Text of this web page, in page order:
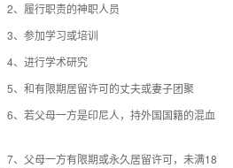
履行职责的神职人员
参加学习或培训
进行学术研究
和有限期居留许可的丈夫或妻子团聚
若父母一方是印尼人，持外国国籍的混血
父母一方有限期或永久居留许可，未满18